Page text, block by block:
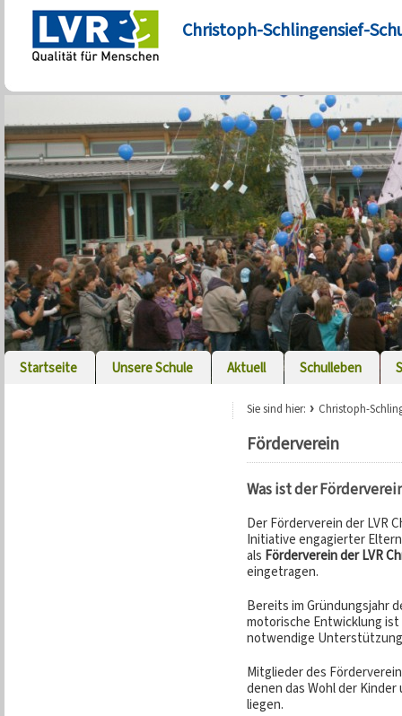
Christoph-Schlingensief-
Startseite Unsere Schule Aktuell Schulleben
Sie sind hier: Christoph-
Förderverein
Was ist der
Der Förderverein der LVR
Initiative engagierter
als Förderverein der LVR
eingetragen.
Bereits im Gründungsjahr
motorische Entwicklung
notwendige
Mitglieder des
denen das Wohl der
liegen.